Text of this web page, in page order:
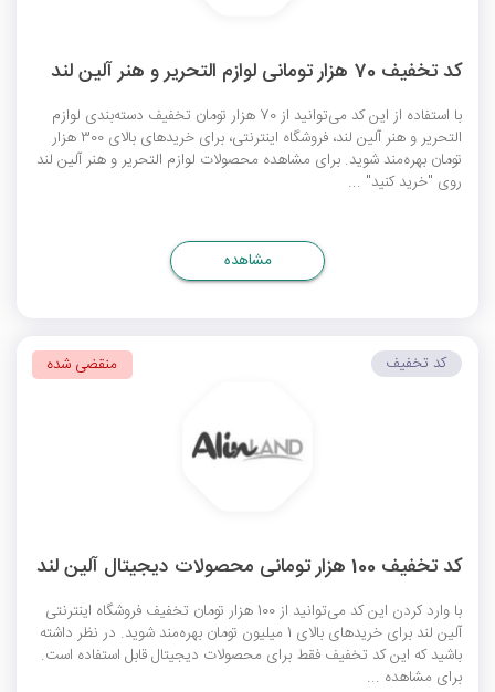
کد تخفیف 70 هزار تومانی لوازم التحریر و هنر آلین لند
با استفاده از این کد می‌توانید از 70 هزار تومان تخفیف دسته‌بندی لوازم
التحریر و هنر آلین لند، فروشگاه اینترنتی، برای خریدهای بالای 300 هزار
تومان بهره‌مند شوید. برای مشاهده محصولات لوازم التحریر و هنر آلین لند
روی "خرید کنید" ...
مشاهده
کد تخفیف 100 هزار تومانی محصولات دیجیتال آلین لند
با وارد کردن این کد می‌توانید از 100 هزار تومان تخفیف فروشگاه اینترنتی
آلین لند برای خریدهای بالای 1 میلیون تومان بهره‌مند شوید. در نظر داشته
باشید که این کد تخفیف فقط برای محصولات دیجیتال قابل استفاده است.
برای مشاهده ...
کد تخفیف منقضی شده